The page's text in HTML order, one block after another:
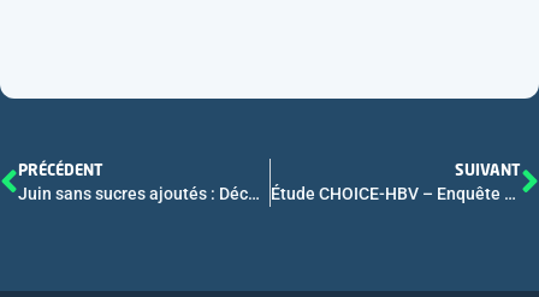
PRÉCÉDENT
Juin sans sucres ajoutés : Découvrez l’édition 2025 !
SUIVANT
Étude CHOICE-HBV – Enquête sur les préférences de traitement des patients vivant avec une hépatite B chronique